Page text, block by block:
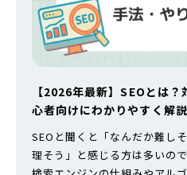
【2026年最新】SEOとは
心者向けにわかりやすく解説
SEOと聞くと「なんだか難し
理そう」と感じる方は多いの